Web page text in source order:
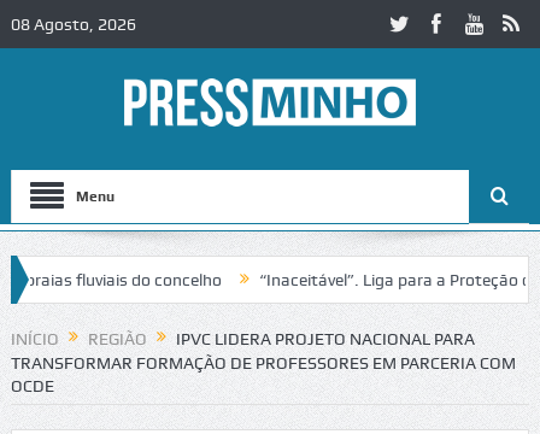
08 Agosto, 2026
Menu
fluviais do concelho “Inaceitável”. Liga para a Proteção da
trânsito no IC2 em Alcobaça Igreja do Castelo de Cerveira
INÍCIO REGIÃO
IPVC LIDERA PROJETO NACIONAL PARA
TRANSFORMAR FORMAÇÃO DE PROFESSORES EM PARCERIA COM
OCDE